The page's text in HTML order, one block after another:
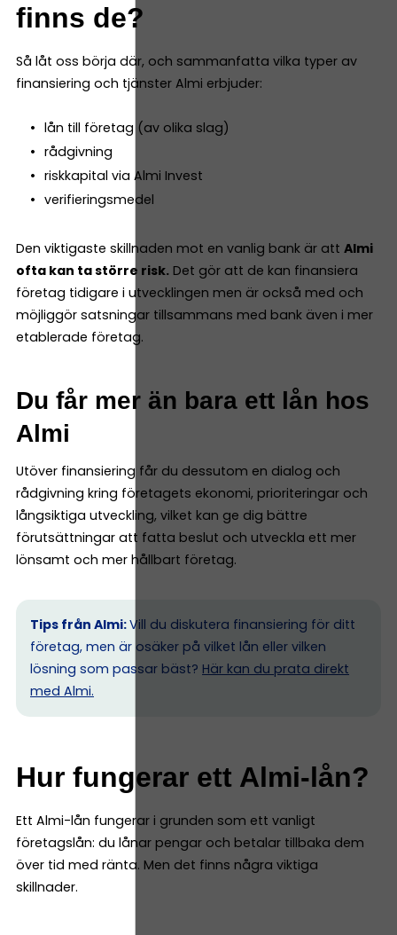
finns de?
Så låt oss börja där, och sammanfatta vilka typer av
finansiering och tjänster Almi erbjuder:
lån till företag (av olika slag)
rådgivning
riskkapital via Almi Invest
verifieringsmedel
Den viktigaste skillnaden mot en vanlig bank är att Almi
ofta kan ta större risk. Det gör att de kan finansiera
företag tidigare i utvecklingen men är också med och
möjliggör satsningar tillsammans med bank även i mer
etablerade företag.
Du får mer än bara ett lån hos
Almi
Utöver finansiering får du dessutom en dialog och
rådgivning kring företagets ekonomi, prioriteringar och
långsiktiga utveckling, vilket kan ge dig bättre
förutsättningar att fatta beslut och utveckla ett mer
lönsamt och mer hållbart företag.
Tips från Almi:Vill du diskutera finansiering för ditt
företag, men är osäker på vilket lån eller vilken
lösning som passar bäst? Här kan du prata direkt
med Almi.
Hur fungerar ett Almi-lån?
Ett Almi-lån fungerar i grunden som ett vanligt
företagslån: du lånar pengar och betalar tillbaka dem
över tid med ränta. Men det finns några viktiga
skillnader.